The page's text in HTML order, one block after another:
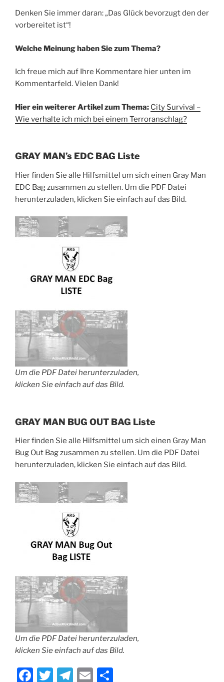
Denken Sie immer daran: „Das Glück bevorzugt den der
vorbereitet ist“!
Welche Meinung haben Sie zum Thema?
Ich freue mich auf Ihre Kommentare hier unten im
Kommentarfeld. Vielen Dank!
Hier ein weiterer Artikel zum Thema: City Survival –
Wie verhalte ich mich bei einem Terroranschlag?
GRAY MAN’s EDC BAG Liste
Hier finden Sie alle Hilfsmittel um sich einen Gray Man
EDC Bag zusammen zu stellen. Um die PDF Datei
herunterzuladen, klicken Sie einfach auf das Bild.
Um die PDF Datei herunterzuladen,
klicken Sie einfach auf das Bild.
GRAY MAN BUG OUT BAG Liste
Hier finden Sie alle Hilfsmittel um sich einen Gray Man
Bug Out Bag zusammen zu stellen. Um die PDF Datei
herunterzuladen, klicken Sie einfach auf das Bild.
Um die PDF Datei herunterzuladen,
klicken Sie einfach auf das Bild.
F
T
T
E